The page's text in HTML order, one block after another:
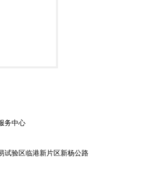
务中心
试验区临港新片区新杨公路